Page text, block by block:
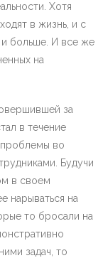
Хотя
в жизнь, и с
больше. И все же
на
за
в течение
проблемы во
Будучи
в своем
нарываться на
то бросали на
задач, то